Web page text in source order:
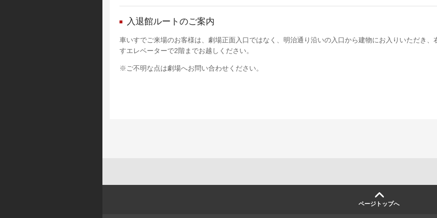
入退館ルートのご案内
車いすでご来場のお客様は、劇場正面入口ではなく、明治通り沿いの入口から建物にお入りいただき、
すエレベーターで2階までお越しください。
※ご不明な点は劇場へお問い合わせください。
ページトップへ